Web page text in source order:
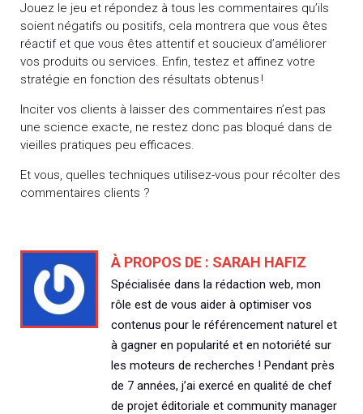
Jouez le jeu et répondez à tous les commentaires qu’ils
soient négatifs ou positifs, cela montrera que vous êtes
réactif et que vous êtes attentif et soucieux d’améliorer
vos produits ou services. Enfin, testez et affinez votre
stratégie en fonction des résultats obtenus !
Inciter vos clients à laisser des commentaires n’est pas
une science exacte, ne restez donc pas bloqué dans de
vieilles pratiques peu efficaces.
Et vous, quelles techniques utilisez-vous pour récolter des
commentaires clients ?
À PROPOS DE : SARAH HAFIZ
Spécialisée dans la rédaction web, mon
rôle est de vous aider à optimiser vos
contenus pour le référencement naturel et
à gagner en popularité et en notoriété sur
les moteurs de recherches ! Pendant près
de 7 années, j’ai exercé en qualité de chef
de projet éditoriale et community manager